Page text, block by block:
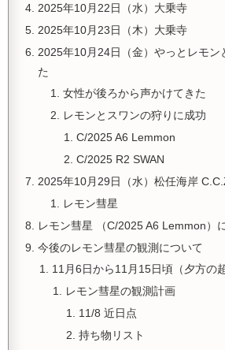
2025年10月22日（水）大乗寺
2025年10月23日（木）大乗寺
2025年10月24日（金）やっとレモン
た
女性が後ろから声かけてきた
レモンとスワンの狩りに成功
C/2025 A6 Lemmon
C/2025 R2 SWAN
2025年10月29日（水）松任海岸
レモン彗星
レモン彗星 （C/2025 A6 Lemmon）
今後のレモン彗星の観測について
11月6日から11月15日頃（夕方の
レモン彗星の観測計画
11/8 近日点
持ち物リスト